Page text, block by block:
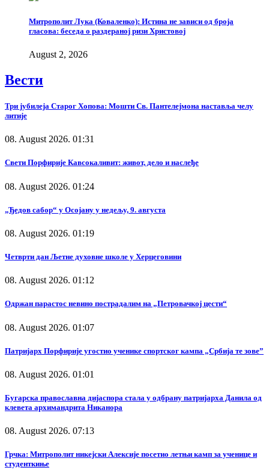
Митрополит Лука (Коваленко): Истина не зависи од броја
гласова: беседа о раздераној ризи Христовој
August 2, 2026
Вести
Три јубилеја Старог Хопова: Мошти Св. Пантелејмона наставља челу
литије
08. August 2026. 01:31
Свети Порфирије Кавсокаливит: живот, дело и наслеђе
08. August 2026. 01:24
„Ђедов сабор“ у Осојану у недељу, 9. августа
08. August 2026. 01:19
Четврти дан Љетне духовне школе у Херцеговини
08. August 2026. 01:12
Одржан парастос невино пострадалим на „Петровачкој цести“
08. August 2026. 01:07
Патријарх Порфирије угостио ученике спортског кампа „Србија те зове”
08. August 2026. 01:01
Бугарска православна дијаспора стала у одбрану патријарха Данила од
клевета архимандрита Никанора
08. August 2026. 07:13
Грчка: Митрополит никејски Алексије посетио летњи камп за ученице и
студенткиње